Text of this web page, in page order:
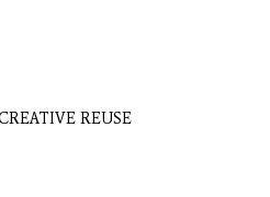
REUSE